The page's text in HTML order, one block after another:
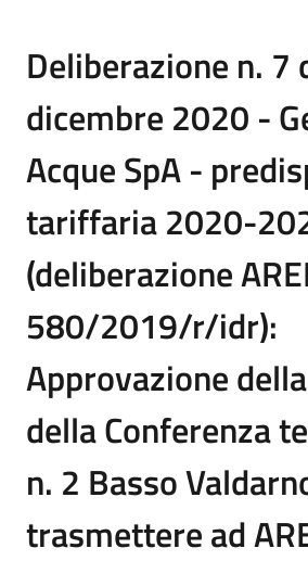
Deliberazione n. 7
dicembre 2020 -
Acque SpA -
tariffaria 2020-
(deliberazione
580/2019/r/idr):
Approvazione
della Conferenza
n. 2 Basso
trasmettere ad